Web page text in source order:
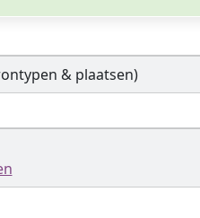
& plaatsen)